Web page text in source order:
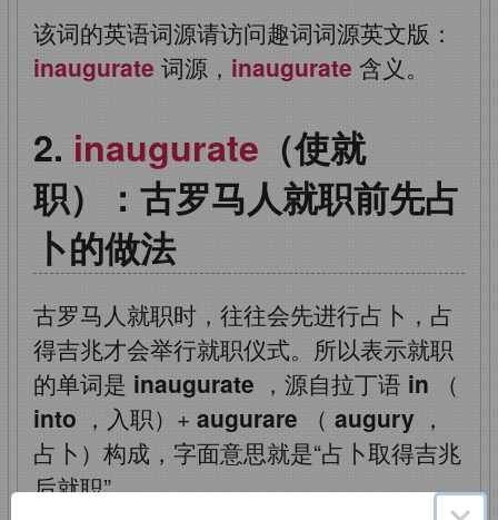
该词的英语词源请访问趣词词源英文版：
inaugurate 词源， inaugurate 含义。
inaugurate （使就
职）：古罗马人就职前先占
卜的做法
古罗马人就职时，往往会先进行占卜，占
得吉兆才会举行就职仪式。所以表示就职
的单词是 inaugurate ，源自拉丁语 in （
into ，入职）+ augurare （ augury ，
占卜）构成，字面意思就是“占卜取得吉兆
后就职”。